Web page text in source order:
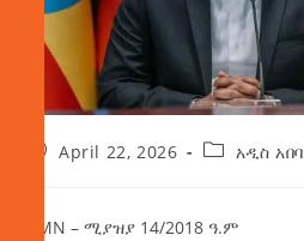
April 22, 2026 አዲስ አበባ
AMN – ሚያዝያ 14/2018 ዓ.ም